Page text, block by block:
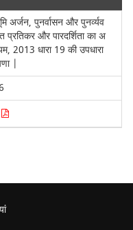
अर्जन, पुनर्वासन और पुनर्व्यव
प्रतिकर और पारदर्शिता का अ
2013 धारा 19 की उपधारा
|